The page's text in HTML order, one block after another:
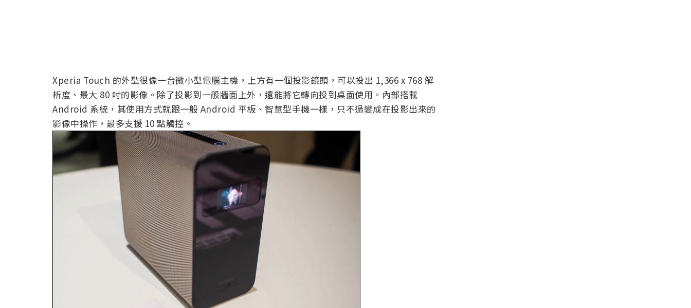
Xperia Touch 的外型很像一台微小型電腦主機，上方有一個投影鏡頭，可以投出 1,366 x 768 解
析度、最大 80 吋的影像。除了投影到一般牆面上外，還能將它轉向投到桌面使用。內部搭載
Android 系統，其使用方式就跟一般 Android 平板、智慧型手機一樣，只不過變成在投影出來的
影像中操作，最多支援 10 點觸控。